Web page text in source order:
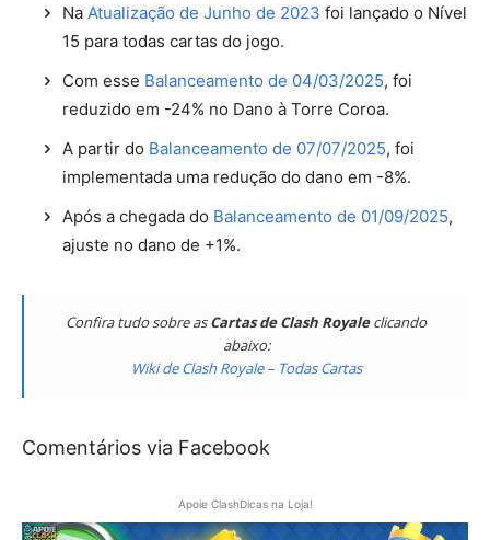
Na Atualização de Junho de 2023 foi lançado o Nível
15 para todas cartas do jogo.
Com esse Balanceamento de 04/03/2025, foi
reduzido em -24% no Dano à Torre Coroa.
A partir do Balanceamento de 07/07/2025, foi
implementada uma redução do dano em -8%.
Após a chegada do Balanceamento de 01/09/2025,
ajuste no dano de +1%.
Confira tudo sobre asCartas de Clash Royaleclicando
abaixo:
Wiki de Clash Royale – Todas Cartas
Comentários via Facebook
Apoie ClashDicas na Loja!